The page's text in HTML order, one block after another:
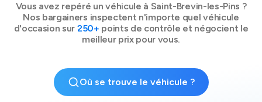
Vous avez repéré un véhicule à Saint-Brevin-les-Pins ?
Nos bargainers inspectent n'importe quel véhicule
d'occasion sur 250+ points de contrôle et négocient le
meilleur prix pour vous.
Où se trouve le véhicule ?